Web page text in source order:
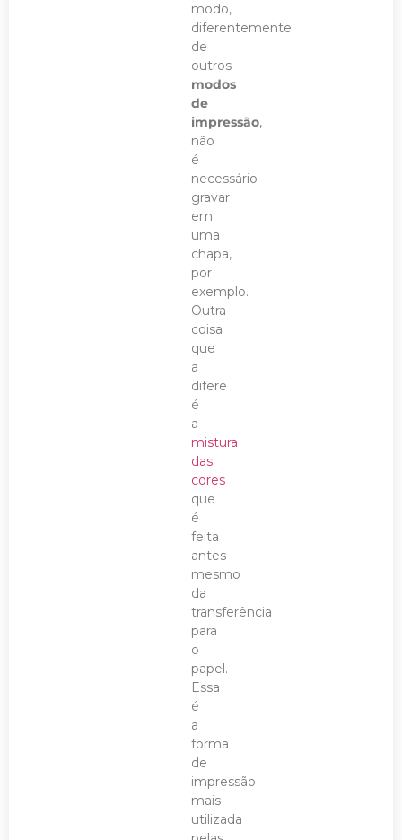
modo,
diferentemente
de
outros
modos
de
impressão,
não
é
necessário
gravar
em
uma
chapa,
por
exemplo.
Outra
coisa
que
a
difere
é
a
mistura
das
cores
que
é
feita
antes
mesmo
da
transferência
para
o
papel.
Essa
é
a
forma
de
impressão
mais
utilizada